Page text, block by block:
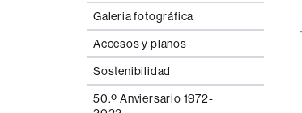
Galeria fotográfica
Accesos y planos
Sostenibilidad
50.º Anviersario 1972-